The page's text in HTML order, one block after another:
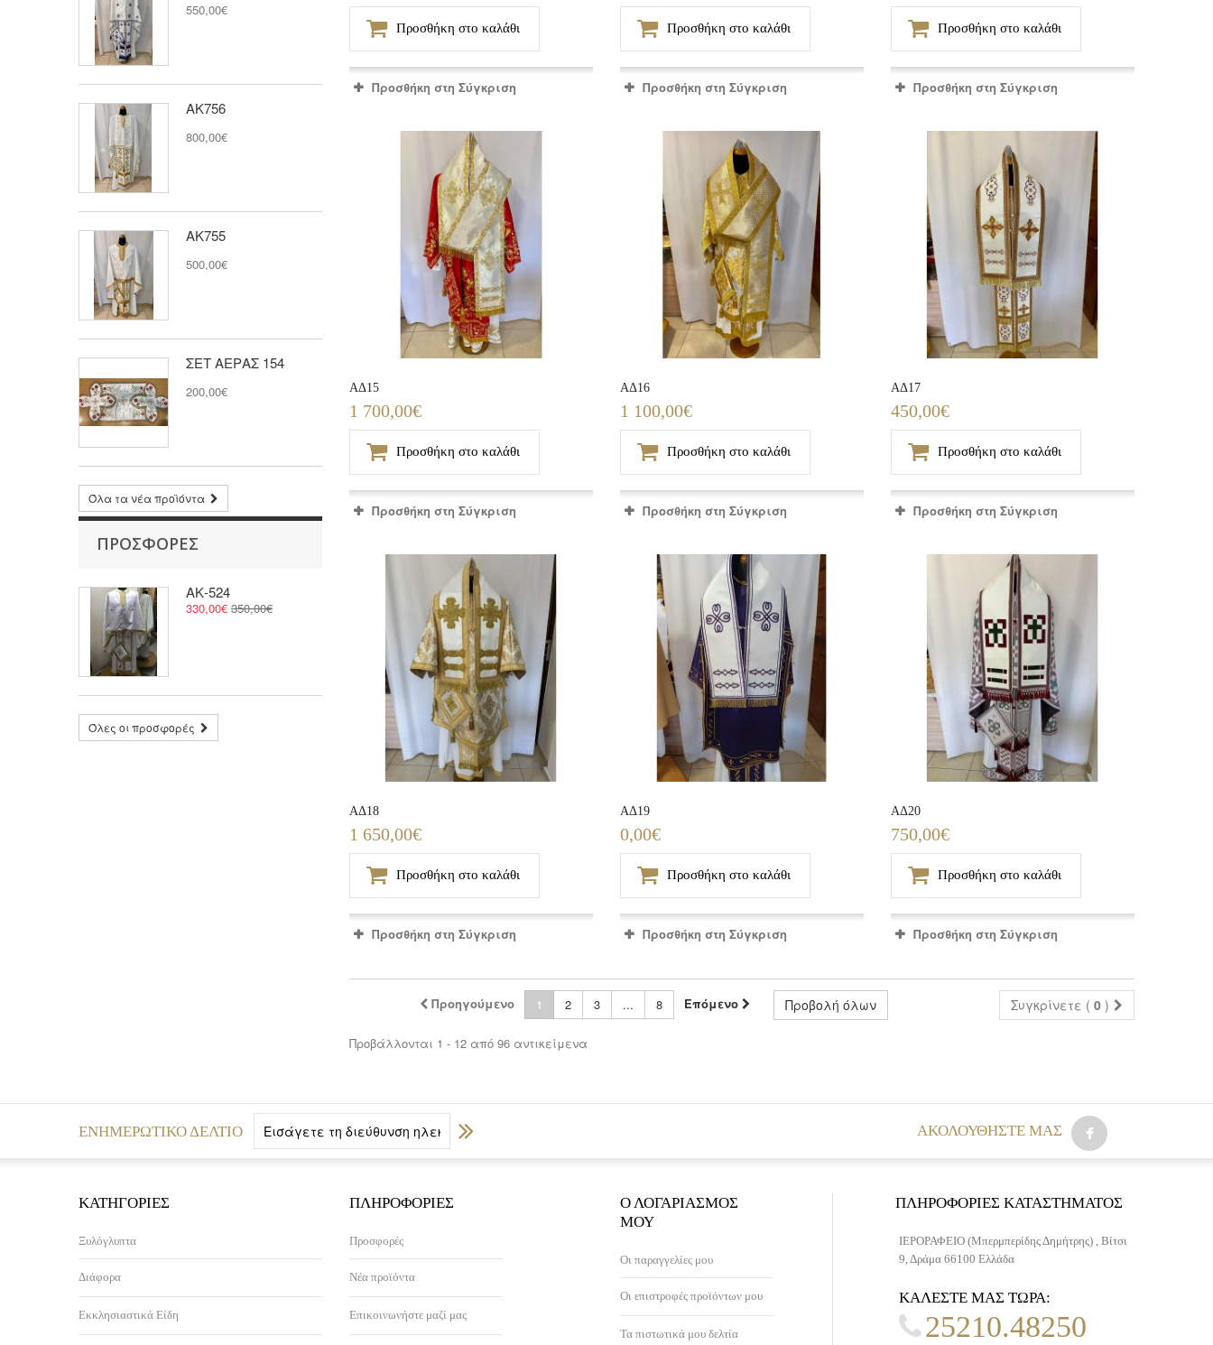
550,00€
ΑΚ756
800,00€
ΑΚ755
500,00€
ΣΕΤ ΑΕΡΑΣ 154
200,00€
Όλα τα νέα προϊόντα
ΠΡΟΣΦΟΡΈΣ
ΑΚ-524
330,00€ 350,00€
Όλες οι προσφορές
Προσθήκη στο καλάθι
Προσθήκη στη Σύγκριση
Προσθήκη στο καλάθι
Προσθήκη στη Σύγκριση
Προσθήκη στο καλάθι
Προσθήκη στη Σύγκριση
ΑΔ15
1 700,00€
Προσθήκη στο καλάθι
Προσθήκη στη Σύγκριση
ΑΔ16
1 100,00€
Προσθήκη στο καλάθι
Προσθήκη στη Σύγκριση
ΑΔ17
450,00€
Προσθήκη στο καλάθι
Προσθήκη στη Σύγκριση
ΑΔ18
1 650,00€
Προσθήκη στο καλάθι
Προσθήκη στη Σύγκριση
ΑΔ19
0,00€
Προσθήκη στο καλάθι
Προσθήκη στη Σύγκριση
ΑΔ20
750,00€
Προσθήκη στο καλάθι
Προσθήκη στη Σύγκριση
Συγκρίνετε ( 0 )
Προβολή όλων
Προηγούμενο 1 2 3 ... 8 Επόμενο
Προβάλλονται 1 - 12 από 96 αντικείμενα
ΕΝΗΜΕΡΩΤΙΚΌ ΔΕΛΤΊΟ AΚΟΛΟΥΘΉΣΤΕ ΜΑΣ
ΚΑΤΗΓΟΡΊΕΣ
Ξυλόγλυπτα
Διάφορα
Εκκλησιαστικά Είδη
ΠΛΗΡΟΦΟΡΊΕΣ
Προσφορές
Νέα προϊόντα
Επικοινωνήστε μαζί μας
Ο ΛΟΓΑΡΙΑΣΜΌΣ
ΜΟΥ
Οι παραγγελίες μου
Οι επιστροφές προϊόντων μου
Τα πιστωτικά μου δελτία
ΠΛΗΡΟΦΟΡΊΕΣ ΚΑΤΑΣΤΉΜΑΤΟΣ
ΙΕΡΟΡΑΦΕΙΟ (Μπερμπερίδης Δημήτρης) , Βίτσι
9, Δράμα 66100 Ελλάδα
ΚΑΛΈΣΤΕ ΜΑΣ ΤΏΡΑ:
25210.48250